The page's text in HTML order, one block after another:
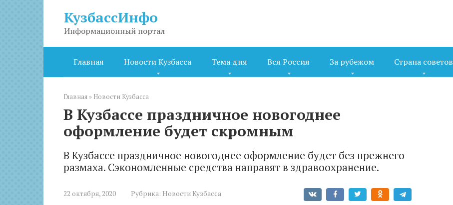
КузбассИнфо
Информационный портал
Главная Новости Кузбасса Тема дня Вся Россия За рубежом Страна советов
Главная » Новости Кузбасса
В Кузбассе праздничное новогоднее
оформление будет скромным
В Кузбассе праздничное новогоднее оформление будет без прежнего
размаха. Сэкономленные средства направят в здравоохранение.
22 октября, 2020 Рубрика: Новости Кузбасса